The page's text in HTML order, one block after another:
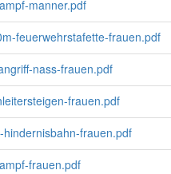
manner.pdf
feuerwehrstafette-frauen.pdf
nass-frauen.pdf
frauen.pdf
frauen.pdf
frauen.pdf